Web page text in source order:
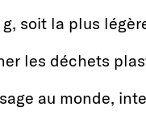
soit la plus
les déchets
au monde,